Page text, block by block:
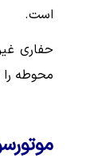
است.
حفاری
محوطه را